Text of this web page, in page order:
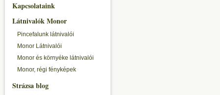
Kapcsolataink
Látnivalók Monor
Pincefalunk látnivalói
Monor Látnivalói
Monor és környéke látnivalói
Monor, régi fényképek
Strázsa blog